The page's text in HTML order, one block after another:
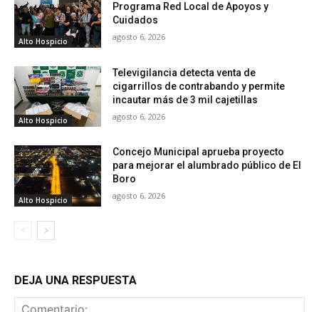
Alto Hospicio
Programa Red Local de Apoyos y
Cuidados
agosto 6, 2026
Alto Hospicio
Televigilancia detecta venta de
cigarrillos de contrabando y permite
incautar más de 3 mil cajetillas
agosto 6, 2026
Alto Hospicio
Concejo Municipal aprueba proyecto
para mejorar el alumbrado público de El
Boro
agosto 6, 2026
DEJA UNA RESPUESTA